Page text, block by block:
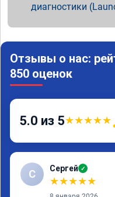
диагностики
Отзывы о нас:
850 оценок
5.0 из 5★★★★★
С Сергей ✓
★★★★★